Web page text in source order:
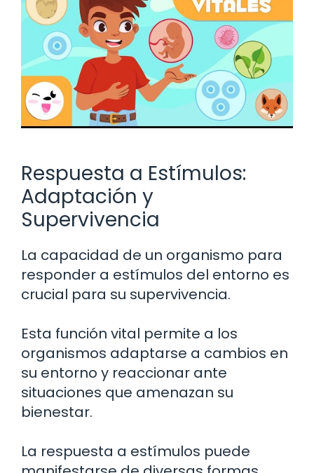
Respuesta a Estímulos:
Adaptación y
Supervivencia
La capacidad de un organismo para
responder a estímulos del entorno es
crucial para su supervivencia.
Esta función vital permite a los
organismos adaptarse a cambios en
su entorno y reaccionar ante
situaciones que amenazan su
bienestar.
La respuesta a estímulos puede